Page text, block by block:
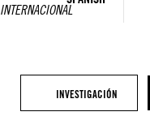
INVESTIGACIÓN